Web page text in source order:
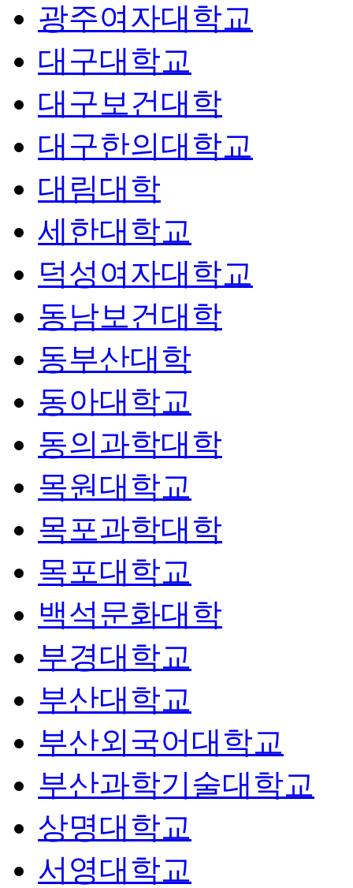
광주여자대학교
대구대학교
대구보건대학
대구한의대학교
대림대학
세한대학교
덕성여자대학교
동남보건대학
동부산대학
동아대학교
동의과학대학
목원대학교
목포과학대학
목포대학교
백석문화대학
부경대학교
부산대학교
부산외국어대학교
부산과학기술대학교
상명대학교
서영대학교